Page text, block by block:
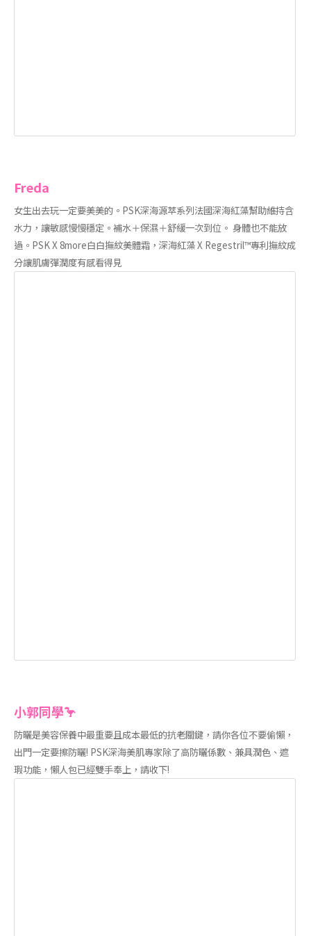
Freda
女生出去玩一定要美美的。PSK深海源萃系列法國深海紅藻幫助維持含
水力，讓敏感慢慢穩定。補水＋保濕＋舒緩一次到位。 身體也不能放
過。PSK X 8more白白撫紋美體霜，深海紅藻 X Regestril™專利撫紋成
分讓肌膚彈潤度有感看得見
小郭同學🦩
防曬是美容保養中最重要且成本最低的抗老關鍵，請你各位不要偷懶，
出門一定要擦防曬! PSK深海美肌專家除了高防曬係數、兼具潤色、遮
瑕功能，懶人包已經雙手奉上，請收下!